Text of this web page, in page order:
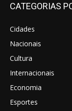
CATEGORIAS
Cidades
Nacionais
Cultura
Internacionais
Economia
Esportes